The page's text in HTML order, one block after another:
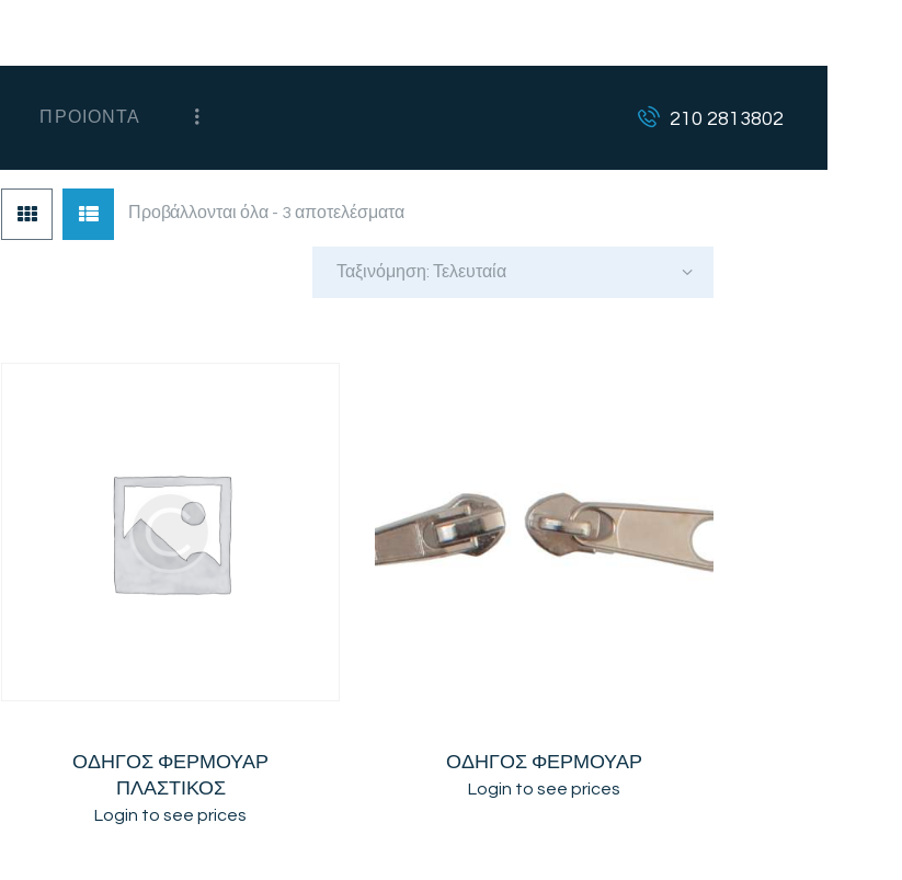
ΠΡΟΙΟΝΤΑ 210 2813802
ΕΠΙΚΟΙΝΩΝΙΑ
ΧΟΝΔΡΙΚΗ
Προβάλλονται όλα - 3 αποτελέσματαSorted
latest
ΟΔΗΓΟΣ ΦΕΡΜΟΥΑΡ
ΠΛΑΣΤΙΚΟΣ
Login to see prices
ΟΔΗΓΟΣ ΦΕΡΜΟΥΑΡ
Login to see prices